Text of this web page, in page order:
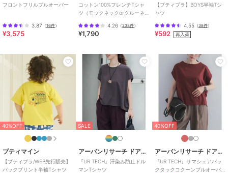
フロントフリルプルオーバー
3.87 （16件）
¥3,575
コットン100%フレンチTシャ
ツ（モックネックorクルーネ
4.26 （238件）
¥1,790
【プティプラ】BOYS半袖Tシ
ャツ
4.55（38件）
¥592 再入荷
40%OFF
プティマイン
【プティプラ/WEB先行販売】
バックプリント半袖Tシャツ
SALE
アーバンリサーチ ドアーズ
『UR TECH』汗染み防止ドル
マンTシャツ
40%OFF
アーバンリサーチ ドアーズ
『UR TECH』サマシェアバッ
クタックコクーンプルオーバ